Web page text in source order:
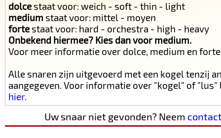
dolce staat voor: weich - soft - thin - light
medium staat voor: mittel - moyen
forte staat voor: hard - orchestra - high - heavy
Onbekend hiermee? Kies dan voor medium.
Voor meer informatie over dolce, medium en
Alle snaren zijn uitgevoerd met een kogel tenzij
aangegeven. Voor informatie over "kogel" of
hier.
Uw snaar niet gevonden? Neem